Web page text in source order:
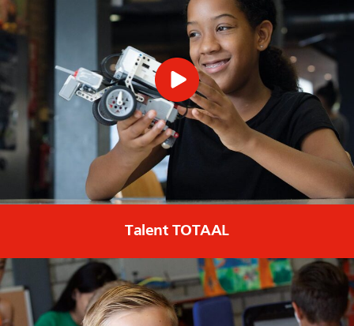
Talent TOTAAL